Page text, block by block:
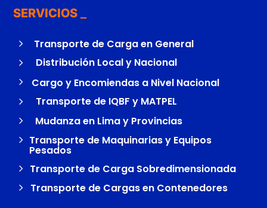
SERVICIOS
5 Transporte de Carga en General
5 Distribución Local y Nacional
5 Cargo y Encomiendas a Nivel Nacional
5 Transporte de IQBF y MATPEL
5 Mudanza en Lima y Provincias
5 Transporte de Maquinarias y Equipos
Pesados
5 Transporte de Carga Sobredimensionada
5 Transporte de Cargas en Contenedores